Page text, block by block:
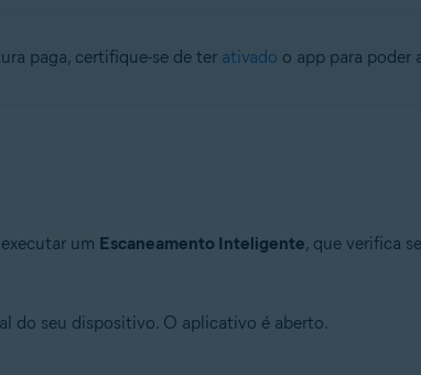
paga, certifique-se de ter ativado o app para poder
um Escaneamento Inteligente, que verifica
do seu dispositivo. O aplicativo é aberto.